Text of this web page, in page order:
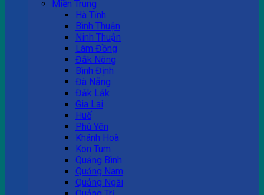
Miền Trung
Hà Tĩnh
Bình Thuận
Ninh Thuận
Lâm Đồng
Đắk Nông
Bình Định
Đà Nẵng
Đắk Lắk
Gia Lai
Huế
Phú Yên
Khánh Hoà
Kon Tum
Quảng Bình
Quảng Nam
Quảng Ngãi